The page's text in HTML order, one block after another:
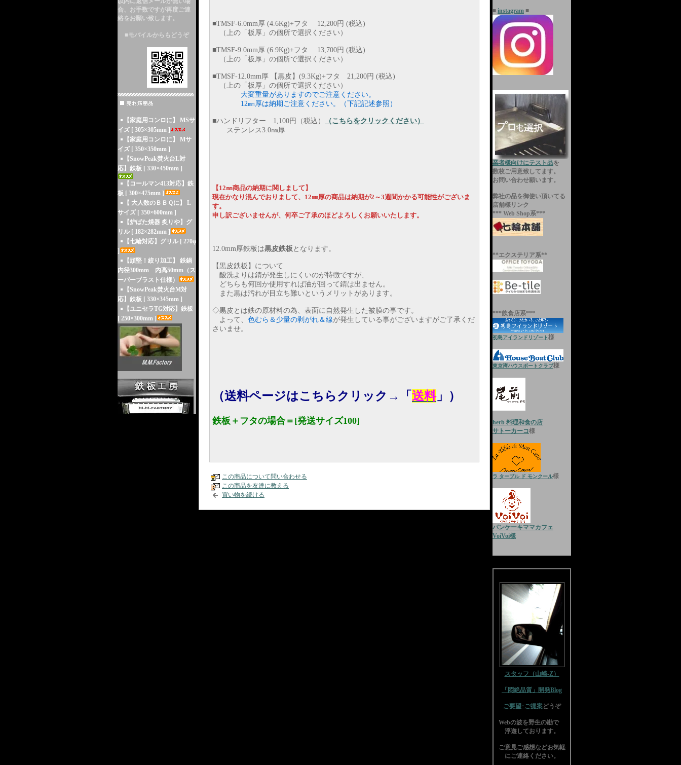
合、お手数ですが再度ご連
絡をお願い致します。
■モバイルからもどうぞ
【家庭用コンロに】 MSサ
イズ [ 305×305mm ]
【家庭用コンロに】 Mサ
イズ [ 350×350mm ]
【SnowPeak焚火台L対
応】鉄板 [ 330×450mm ]
【コールマン413対応】鉄
板 [ 300×475mm ]
【 大人数のＢＢＱに】 L
サイズ [ 350×600mm ]
【炉ばた焼器 炙りや】グ
リル [ 182×282mm ]
【七輪対応】グリル [ 270φ
]
【頑堅！絞り加工】 鉄鍋
内径300mm 内高50mm（ス
ーパーブラスト仕様）
【SnowPeak焚火台M対
応】鉄板 [ 330×345mm ]
【ユニセラTG対応】鉄板
[ 250×300mm ]
■TMSF-6.0mm厚 (4.6Kg)+フタ 12,200円 (税込)
（上の「板厚」の個所で選択ください）
■TMSF-9.0mm厚 (6.9Kg)+フタ 13,700円 (税込)
（上の「板厚」の個所で選択ください）
■TMSF-12.0mm厚 【黒皮】(9.3Kg)+フタ 21,200円 (税込)
（上の「板厚」の個所で選択ください）
大変重量がありますのでご注意ください。
12㎜厚は納期ご注意ください。（下記記述参照）
■ハンドリフター 1,100円（税込）
（こちらをクリックください）
ステンレス3.0㎜厚
【12㎜商品の納期に関しまして】
現在かなり混んでおりまして、12㎜厚の商品は納期が2～3週間かかる可能性がございま
す。
申し訳ございませんが、何卒ご了承のほどよろしくお願いいたします。
12.0mm厚鉄板は黒皮鉄板 となります。
【黒皮鉄板】について
酸洗よりは錆が発生しにくいのが特徴ですが、
どちらも何回か使用すれば油が回って錆は出ません。
また黒は汚れが目立ち難いというメリットがあります。
◇黒皮とは鉄の原材料の為、表面に自然発生した被膜の事です。
よって、 色むら＆少量の剥がれ＆線が発生している事がございますがご了承くだ
さいませ。
（送料ページはこちらクリック→「 送料」）
鉄板＋フタの場合＝[発送サイズ100]
この商品について問い合わせる
この商品を友達に教える
買い物を続ける
■ instagram ■
業者様向けにテスト品を
数枚ご用意致してます。
お問い合わせ願います。
弊社の品を御使い頂いてる
店舗様リンク
*** Web Shop系***
**エクステリア系**
***飲食店系***
初島アイランドリゾート様
東京湾ハウスボートクラブ様
herb 料理和食の店
サトーカーコ様
ラ ターブル ド モンクール様
パンケーキママカフェ
VoiVoi様
スタッフ（山崎-Z）
「悶絶品質」開発Blog
ご要望･ご提案どうぞ
Webの波を野生の勘で
浮遊しております。
ご意見ご感想などお気軽
にご連絡ください。